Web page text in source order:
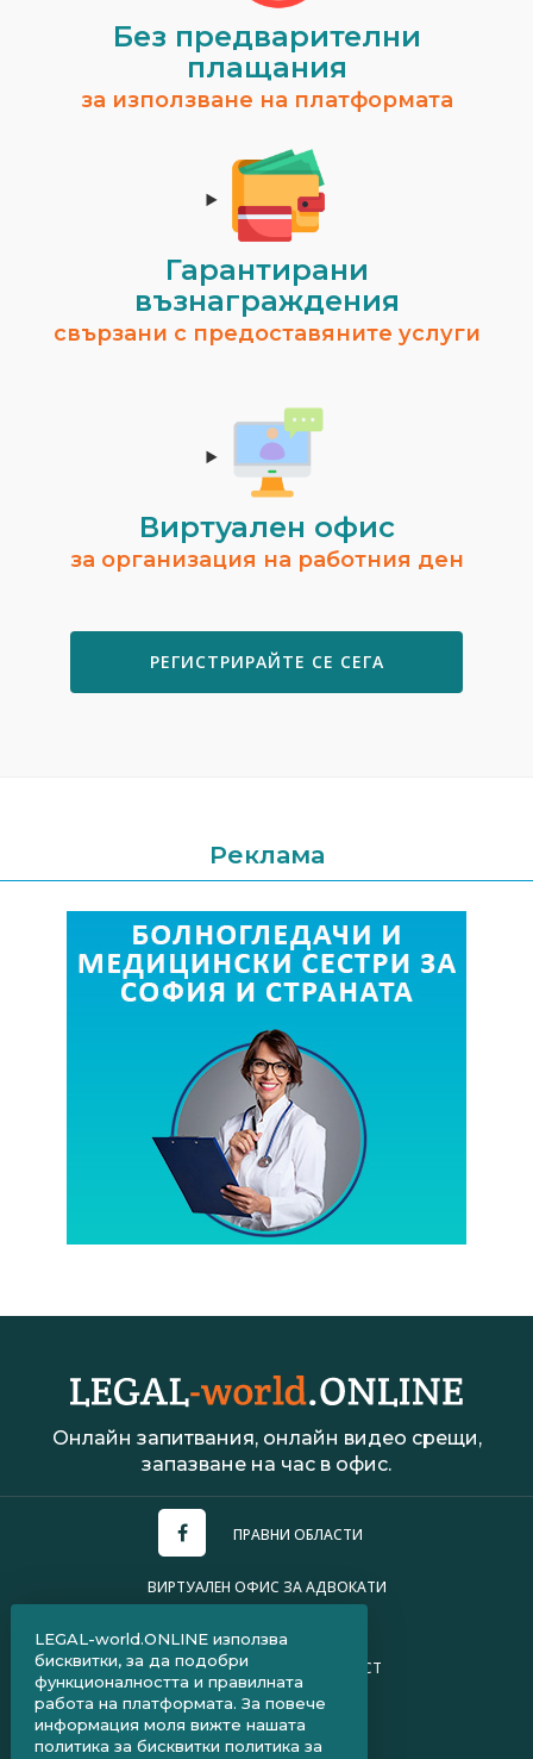
Без предварителни
плащания
за използване на платформата
Гарантирани
възнаграждения
свързани с предоставяните услуги
Виртуален офис
за организация на работния ден
РЕГИСТРИРАЙТЕ СЕ СЕГА
Реклама
Онлайн запитвания, онлайн видео срещи,
запазване на час в офис.
ПРАВНИ ОБЛАСТИ
ВИРТУАЛЕН ОФИС ЗА АДВОКАТИ
ПОЛИТИКА ЗА ПОВЕРИТЕЛНОСТ
ЧЗВ ЗА КЛИЕНТИ
ЧЗВ ЗА АДВОКАТИ
LEGAL-world.ONLINE използва
бисквитки, за да подобри
функционалността и правилната
работа на платформата. За повече
информация моля вижте нашата
политика за бисквитки политика за